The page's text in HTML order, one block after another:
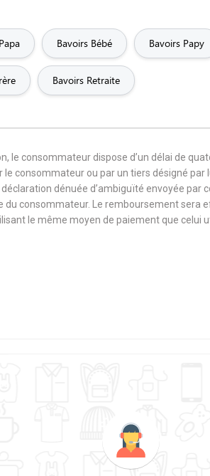
Bavoirs Bébé Bavoirs Papy
Bavoirs Retraite
le consommateur dispose d’un délai de
consommateur ou par un tiers désigné par
dénuée d’ambiguïté envoyée par
du consommateur. Le remboursement sera
le même moyen de paiement que celui